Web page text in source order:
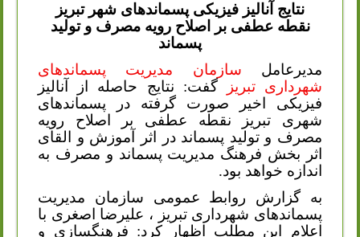
نتایج آنالیز فیزیکی پسماندهای شهر تبریز
نقطه عطفی بر اصلاح رویه مصرف و تولید
پسماند
مدیرعامل سازمان مدیریت پسماندهای
شهرداری تبریز
گفت: نتایج حاصله از آنالیز
فیزیکی اخیر صورت گرفته در پسماندهای
شهری تبریز نقطه عطفی بر اصلاح رویه
مصرف و تولید پسماند در اثر آموزش و القای
اثر بخش فرهنگ مدیریت پسماند و مصرف به
اندازه خواهد بود.
به گزارش روابط عمومی سازمان مدیریت
پسماندهای شهرداری تبریز ، علیرضا اصغری با
اعلام این مطلب اظهار کرد: فرهنگسازی و